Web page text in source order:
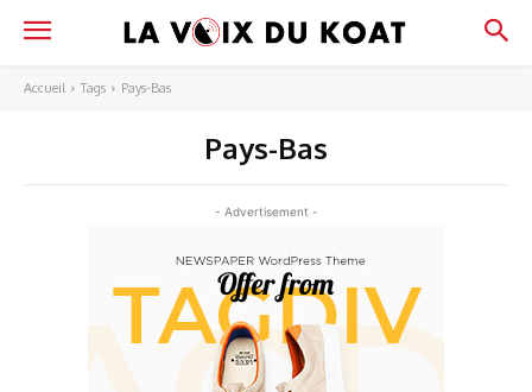
Accueil Tags Pays-Bas
Pays-Bas
- Advertisement -